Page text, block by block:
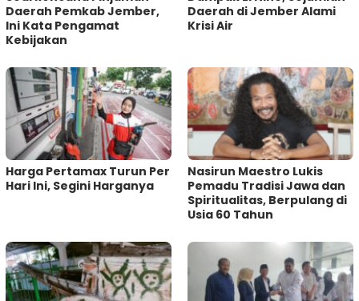
Daerah Pemkab Jember,
Ini Kata Pengamat
Kebijakan ‎
Daerah di Jember Alami
Krisi Air
Harga Pertamax Turun Per
Hari Ini, Segini Harganya
‎Nasirun Maestro Lukis
Pemadu Tradisi Jawa dan
Spiritualitas, Berpulang di
Usia 60 Tahun